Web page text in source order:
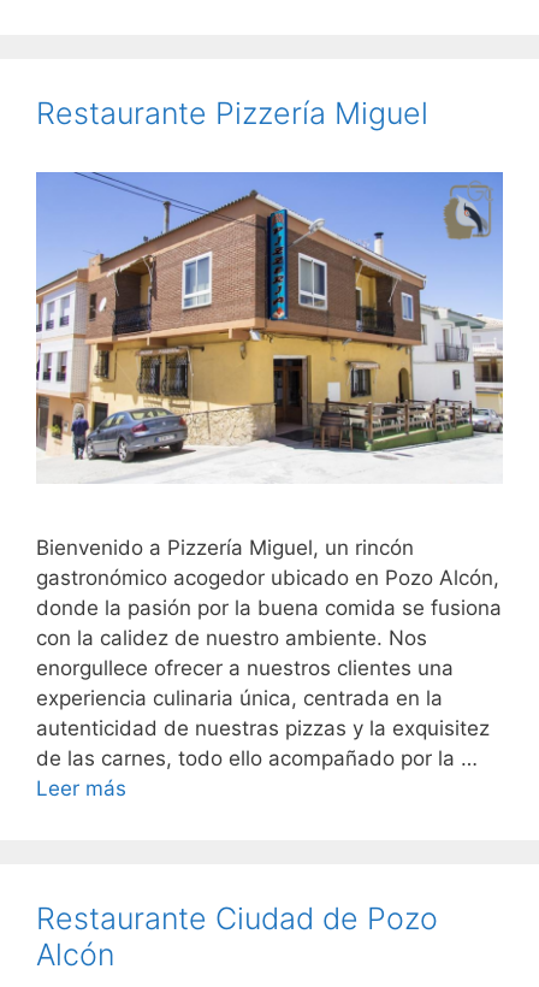
Restaurante Pizzería Miguel
Bienvenido a Pizzería Miguel, un rincón
gastronómico acogedor ubicado en Pozo Alcón,
donde la pasión por la buena comida se fusiona
con la calidez de nuestro ambiente. Nos
enorgullece ofrecer a nuestros clientes una
experiencia culinaria única, centrada en la
autenticidad de nuestras pizzas y la exquisitez
de las carnes, todo ello acompañado por la …
Leer más
Restaurante Ciudad de Pozo
Alcón